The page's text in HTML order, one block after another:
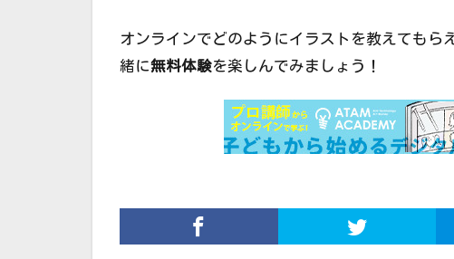
オンラインでどのようにイラストを教えてもら
緒に無料体験を楽しんでみましょう！